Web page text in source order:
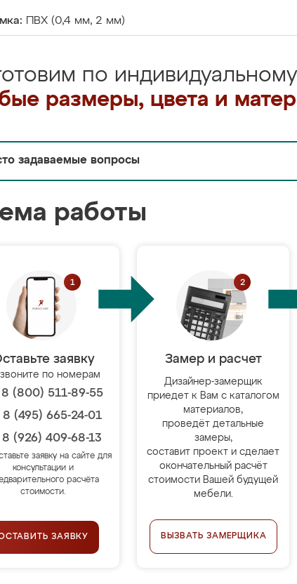
ПВХ (0,4 мм, 2 мм)
по
размеры, цвета и
задаваемые вопросы
работы
заявку
по номерам
8 (800) 511-89-55
8 (495) 665-24-01
8 (926) 409-68-13
заявку на сайте для
консультации и
расчёта
стоимости.
ЗАЯВКУ
Замер и расчет
Дизайнер-замерщик
приедет к Вам с каталогом
материалов,
проведёт детальные
замеры,
составит проект и сделает
окончательный расчёт
стоимости Вашей будущей
мебели.
ВЫЗВАТЬ ЗАМЕРЩИКА